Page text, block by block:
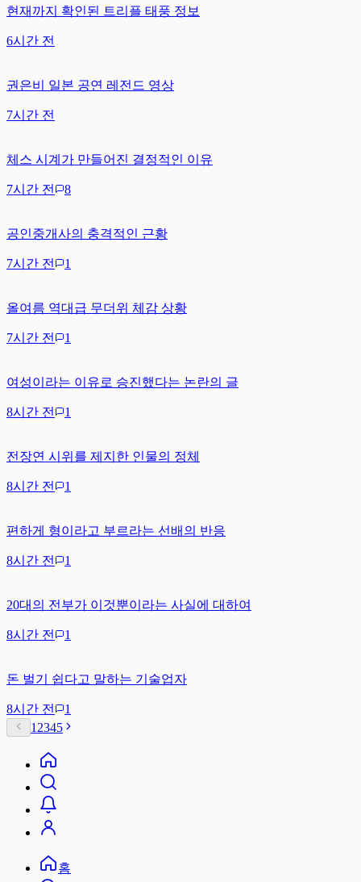
현재까지 확인된 트리플 태풍 정보
6시간 전
권은비 일본 공연 레전드 영상
7시간 전
체스 시계가 만들어진 결정적인 이유
7시간 전 8
공인중개사의 충격적인 근황
7시간 전 1
올여름 역대급 무더위 체감 상황
7시간 전 1
여성이라는 이유로 승진했다는 논란의 글
8시간 전 1
전장연 시위를 제지한 인물의 정체
8시간 전 1
편하게 형이라고 부르라는 선배의 반응
8시간 전 1
20대의 전부가 이것뿐이라는 사실에 대하여
8시간 전 1
돈 벌기 쉽다고 말하는 기술업자
8시간 전
1
1 2345
홈